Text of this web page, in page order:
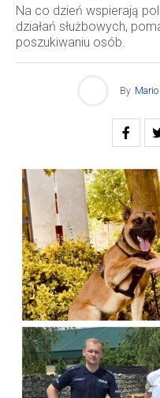
Na co dzień wspierają
działań służbowych,
poszukiwaniu osób.
By Mario